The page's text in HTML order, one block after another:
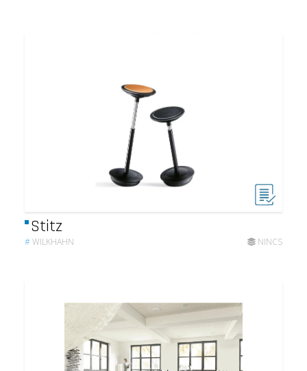
Stitz
#WILKHAHN NINCS